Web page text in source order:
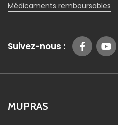
Médicaments remboursables
Suivez-nous :
MUPRAS